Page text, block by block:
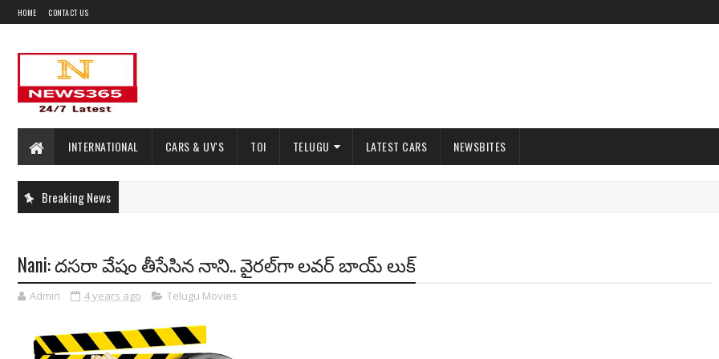
HOME CONTACT US
INTERNATIONAL CARS & UV'S TOI TELUGU LATEST CARS NEWSBITES
Breaking News
Nani: దసరా వేషం తీసేసిన నాని.. వైరల్‌గా లవర్ బాయ్ లుక్
Admin 4 years ago Telugu Movies